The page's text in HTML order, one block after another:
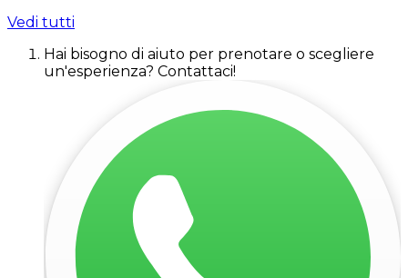
Vedi tutti
Hai bisogno di aiuto per prenotare o scegliere
un'esperienza? Contattaci!